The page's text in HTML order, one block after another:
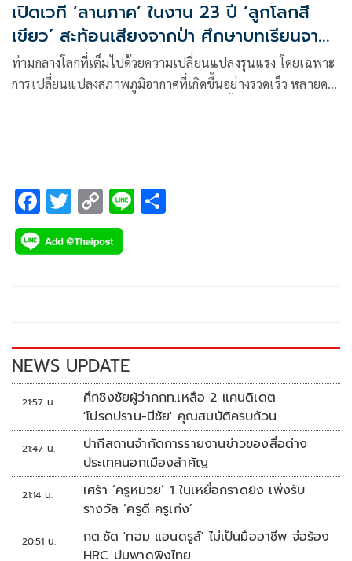
เปิดเวที ‘ลานภาค’ ในงาน 23 ปี ‘ลูกโลกสี
เขียว’ สะท้อนเสียงจากป่า ศึกษาบทเรียนจาก
ผู้นำการเปลี่ยนแปลง
ท่ามกลางโลกที่เต็มไปด้วยความเปลี่ยนแปลงรุนแรง โดยเฉพาะ
การเปลี่ยนแปลงสภาพภูมิอากาศที่เกิดขึ้นอย่างรวดเร็ว หลายคน
F
ac
e
k
T
wi
tt
C
o
p
k
Li
NEWS UPDATE
21:57 น.
ศึกชิงชัยผู้ว่ากกท.เหลือ 2 แคนดิเดต
'โปรดปราน-มีชัย' คุณสมบัติครบถ้วน
21:47 น.
ปากีสถานจำกัดการรายงานข่าวของสื่อต่าง
ประเทศนอกเมืองสำคัญ
21:14 น.
เศร้า ‘ครูหมวย’ 1 ในเหยื่อกราดยิง เพิ่งรับ
รางวัล ‘ครูดี ครูเก่ง’
20:51 น.
กต.ซัด 'ทอม แอนดรูส์' ไม่เป็นมืออาชีพ จ่อร้อง
HRC ปมพาดพิงไทย